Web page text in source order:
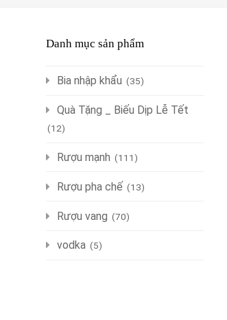
Danh mục sản phẩm
Bia nhập khẩu (35)
Quà Tặng _ Biếu Dịp Lễ Tết
(12)
Rượu mạnh (111)
Rượu pha chế (13)
Rượu vang (70)
vodka (5)